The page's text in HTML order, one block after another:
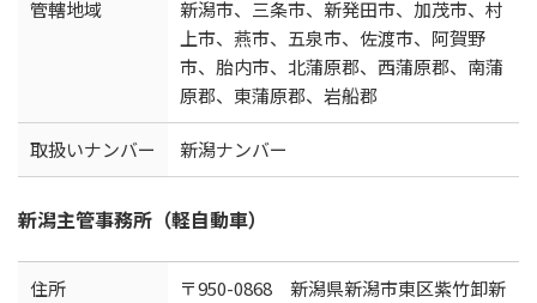
管轄地域
新潟市、三条市、新発田市、加茂市、村
上市、燕市、五泉市、佐渡市、阿賀野
市、胎内市、北蒲原郡、西蒲原郡、南蒲
原郡、東蒲原郡、岩船郡
取扱いナンバー 新潟ナンバー
新潟主管事務所（軽自動車）
住所
〒950-0868 新潟県新潟市東区紫竹卸新